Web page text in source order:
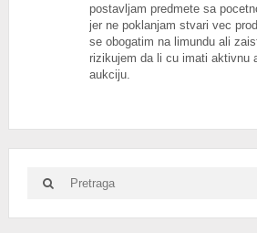
postavljam predmete sa
jer ne poklanjam stvari vec
se obogatim na limundu ali
rizikujem da li cu imati aktivnu
aukciju.
for:
Search